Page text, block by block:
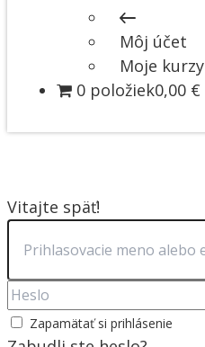
Môj účet
Moje kurzy
0 položiek0,00 €
Vitajte späť!
Zapamätať si prihlásenie